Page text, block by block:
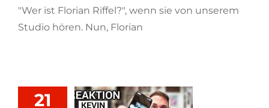
"Wer ist Florian Riffel?", wenn sie von unserem
Studio hören. Nun, Florian
21